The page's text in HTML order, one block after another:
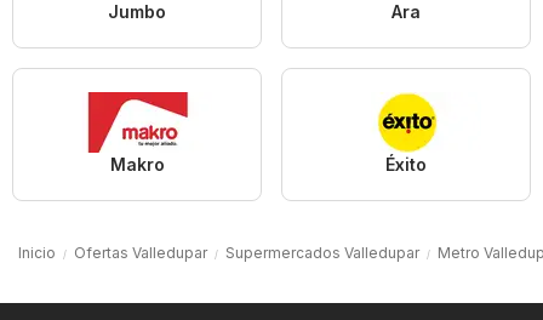
Jumbo Ara
Makro Éxito
Inicio Ofertas Valledupar Supermercados Valledupar Metro